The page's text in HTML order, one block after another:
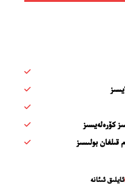
كۆرەلەيسىز
قىلغان بولىسىز
ئايلىق ئىئانە